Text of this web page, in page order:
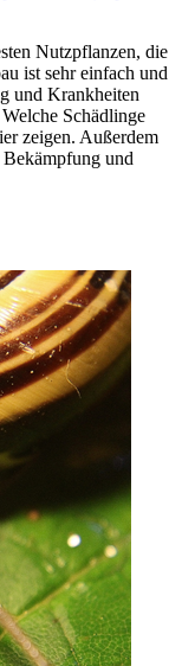
Nutzpflanzen, die
ist sehr einfach und
und Krankheiten
Schädlinge
zeigen. Außerdem
und